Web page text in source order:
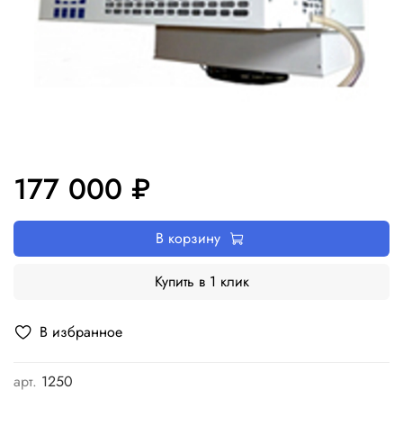
В избранное
арт. 1250
177 000 ₽
В корзину
Купить в 1 клик